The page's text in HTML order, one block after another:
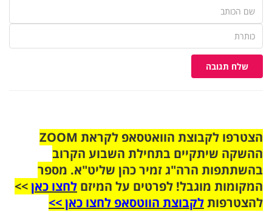
שלח תגובה
הצטרפו לקבוצת הוואטסאפ לקראת ZOOM
ההשקה שיתקיים בתחילת השבוע הקרוב
בהשתתפות הרה"ג זמיר כהן שליט"א. מספר
המקומות מוגבל! לפרטים על המיזם לחצו כאן>>
להצטרפותלקבוצת הווטסאפ לחצו כאן >>